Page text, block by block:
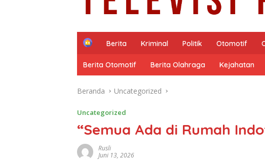
H
m
e
Berita Kriminal Politik Otomotif
Berita Otomotif Berita Olahraga Kejahatan
Beranda Uncategorized
Uncategorized
“Semua Ada di Rumah
Rusli
Juni 13, 2026